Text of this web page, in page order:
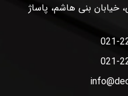
خیابان بنی هاشم، پاساژ
021-
021-